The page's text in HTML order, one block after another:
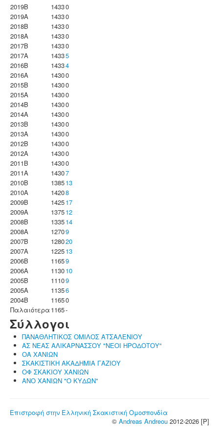
2019B
14330
2019A
14330
2018B
14330
2018A
14330
2017B
14330
2017A
14335
2016B
14334
2016A
14300
2015B
14300
2015A
14300
2014B
14300
2014A
14300
2013B
14300
2013A
14300
2012B
14300
2012A
14300
2011B
14300
2011A
14307
2010B
138513
2010A
14208
2009B
142517
2009A
137512
2008B
133514
2008A
12709
2007B
128020
2007A
122513
2006B
11659
2006A
113010
2005B
11109
2005A
11356
2004B
11650
Παλαιότερα 1165-
Σύλλογοι
ΠΑΝΑΘΛΗΤΙΚΟΣ ΟΜΙΛΟΣ ΑΤΣΑΛΕΝΙΟΥ
ΑΣ ΝΕΑΣ ΑΛΙΚΑΡΝΑΣΣΟΥ "ΝΕΟΙ ΗΡΟΔΟΤΟΥ"
ΟΑ ΧΑΝΙΩΝ
ΣΚΑΚΙΣΤΙΚΗ ΑΚΑΔΗΜΙΑ ΓΑΖΙΟΥ
ΟΦ ΣΚΑΚΙΟΥ ΧΑΝΙΩΝ
ΑΝΟ ΧΑΝΙΩΝ "Ο ΚΥΔΩΝ"
Επιστροφή στην Ελληνική Σκακιστική Ομοσπονδία
© Andreas Andreou 2012-2026 [P]